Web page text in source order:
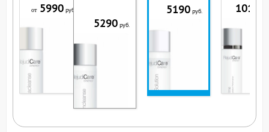
от5990 руб.
5290 руб.
ВЫ СМОТРИТЕ ЭТОТ
5190 руб. 10190